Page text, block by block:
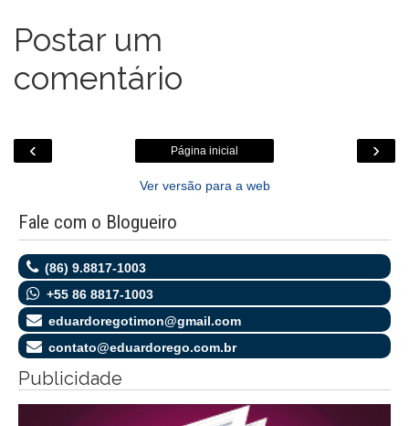
m
Postar um
comentário
‹ ›
Página inicial
Ver versão para a web
Fale com o Blogueiro
(86) 9.8817-1003
+55 86 8817-1003
eduardoregotimon@gmail.com
contato@eduardorego.com.br
Publicidade